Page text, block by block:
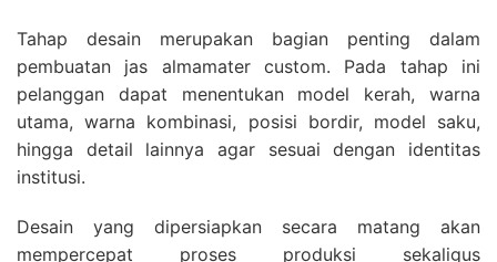
Tahap desain merupakan bagian penting dalam
pembuatan jas almamater custom. Pada tahap ini
pelanggan dapat menentukan model kerah, warna
utama, warna kombinasi, posisi bordir, model saku,
hingga detail lainnya agar sesuai dengan identitas
institusi.
Desain yang dipersiapkan secara matang akan
mempercepat proses produksi sekaligus